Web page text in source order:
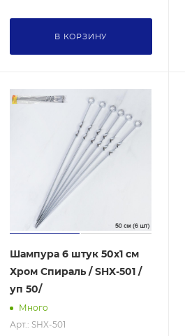
В КОРЗИНУ
Шампура 6 штук 50х1 см
Хром Спираль / SHX-501 /
уп 50/
Много
Арт.: SHX-501